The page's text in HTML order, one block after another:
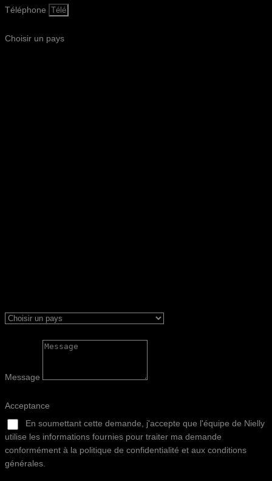
Téléphone
Choisir un pays
Message
Acceptance
En soumettant cette demande, j'accepte que l'équipe de Nielly
utilise les informations fournies pour traiter ma demande
conformément à la politique de confidentialité et aux conditions
générales.